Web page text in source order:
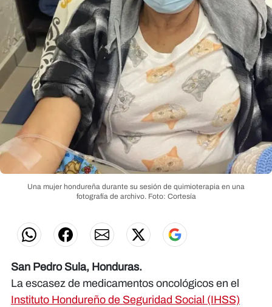
Una mujer hondureña durante su sesión de quimioterapia en una
fotografía de archivo. Foto: Cortesía
San Pedro Sula, Honduras.
La escasez de medicamentos oncológicos en el
Instituto Hondureño de Seguridad Social (IHSS)